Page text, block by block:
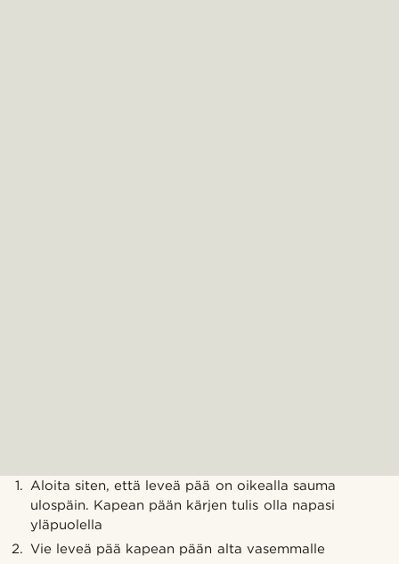
Aloita siten, että leveä pää on oikealla sauma
ulospäin. Kapean pään kärjen tulis olla napasi
yläpuolella
Vie leveä pää kapean pään alta vasemmalle